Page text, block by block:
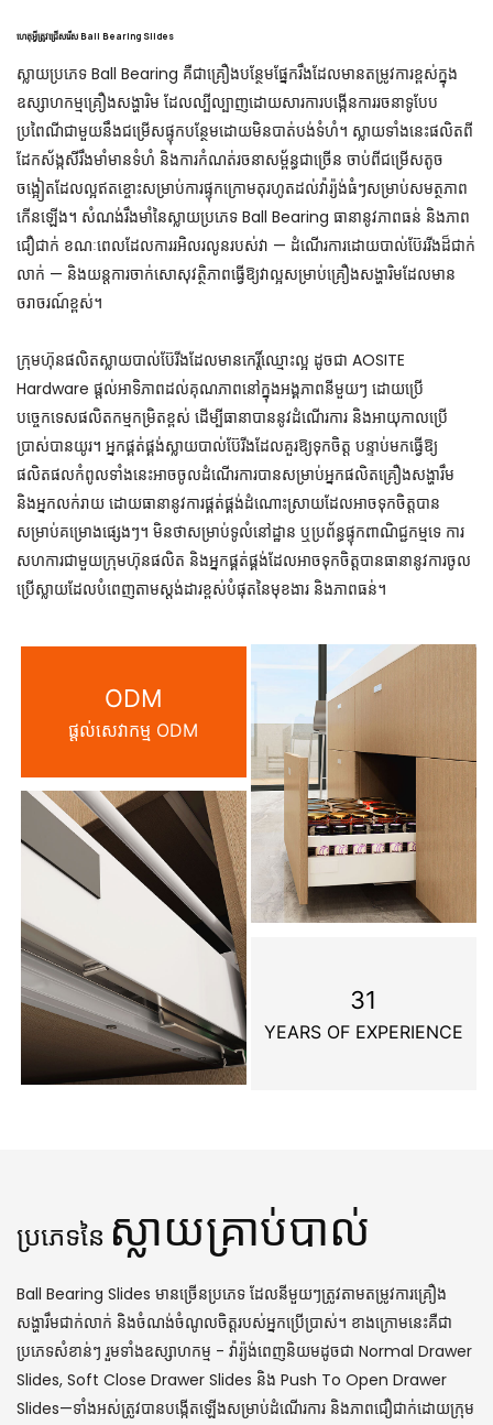
ហេតុអ្វីត្រូវជ្រើសរើស Ball Bearing Slides
ស្លាយ​ប្រភេទ Ball Bearing គឺជា​គ្រឿង​បន្ថែម​ផ្នែករឹង​ដែល​មាន​តម្រូវការ​ខ្ពស់​ក្នុង​
ឧស្សាហកម្ម​គ្រឿងសង្ហារិម ដែល​ល្បីល្បាញ​ដោយសារ​ការ​បង្កើន​ការ​រចនា​ទូ​បែប​
ប្រពៃណី​ជាមួយ​នឹង​ជម្រើស​ផ្ទុក​បន្ថែម​ដោយ​មិន​បាត់បង់​ទំហំ។ ស្លាយ​ទាំងនេះ​ផលិត​ពី​
ដែក​ស័ង្កសី​រឹងមាំ​មាន​ទំហំ និង​ការ​កំណត់​រចនាសម្ព័ន្ធ​ជាច្រើន ចាប់ពី​ជម្រើស​តូច​
ចង្អៀត​ដែល​ល្អឥតខ្ចោះ​សម្រាប់​ការ​ផ្ទុក​ក្រោម​តុ​រហូតដល់​វ៉ារ្យ៉ង់​ធំៗ​សម្រាប់​សមត្ថភាព​
កើនឡើង។ សំណង់​រឹងមាំ​នៃ​ស្លាយ​ប្រភេទ Ball Bearing ធានា​នូវ​ភាព​ធន់ និង​ភាព​
ជឿជាក់ ខណៈ​ពេល​ដែល​ការ​រអិល​រលូន​របស់​វា — ដំណើរការ​ដោយ​បាល់​ប៊ែររីង​ដ៏​ជាក់
លាក់ — និង​យន្តការ​ចាក់សោ​សុវត្ថិភាព​ធ្វើ​ឱ្យ​វា​ល្អ​សម្រាប់​គ្រឿងសង្ហារិម​ដែល​មាន​
ចរាចរណ៍​ខ្ពស់។
ក្រុមហ៊ុនផលិតស្លាយបាល់ប៊ែរីងដែលមានកេរ្តិ៍ឈ្មោះល្អ ដូចជា AOSITE
Hardware ផ្តល់អាទិភាពដល់គុណភាពនៅក្នុងអង្គភាពនីមួយៗ ដោយប្រើ
បច្ចេកទេសផលិតកម្មកម្រិតខ្ពស់ ដើម្បីធានាបាននូវដំណើរការ និងអាយុកាលប្រើ
ប្រាស់បានយូរ។ អ្នកផ្គត់ផ្គង់ស្លាយបាល់ប៊ែរីងដែលគួរឱ្យទុកចិត្ត បន្ទាប់មកធ្វើឱ្យ
ផលិតផលកំពូលទាំងនេះអាចចូលដំណើរការបានសម្រាប់អ្នកផលិតគ្រឿងសង្ហារឹម
និងអ្នកលក់រាយ ដោយធានានូវការផ្គត់ផ្គង់ដំណោះស្រាយដែលអាចទុកចិត្តបាន
សម្រាប់គម្រោងផ្សេងៗ។ មិនថាសម្រាប់ទូលំនៅដ្ឋាន ឬប្រព័ន្ធផ្ទុកពាណិជ្ជកម្មទេ ការ
សហការជាមួយក្រុមហ៊ុនផលិត និងអ្នកផ្គត់ផ្គង់ដែលអាចទុកចិត្តបានធានានូវការចូល
ប្រើស្លាយដែលបំពេញតាមស្តង់ដារខ្ពស់បំផុតនៃមុខងារ និងភាពធន់។
ODM
ផ្តល់សេវាកម្ម ODM
31
YEARS OF EXPERIENCE
ប្រភេទនៃ ស្លាយគ្រាប់បាល់
Ball Bearing Slides មានច្រើនប្រភេទ ដែលនីមួយៗត្រូវតាមតម្រូវការគ្រឿង
សង្ហារឹមជាក់លាក់ និងចំណង់ចំណូលចិត្តរបស់អ្នកប្រើប្រាស់។ ខាងក្រោមនេះគឺជា
ប្រភេទសំខាន់ៗ រួមទាំងឧស្សាហកម្ម - វ៉ារ្យ៉ង់ពេញនិយមដូចជា Normal Drawer
Slides, Soft Close Drawer Slides និង Push To Open Drawer
Slides—ទាំងអស់ត្រូវបានបង្កើតឡើងសម្រាប់ដំណើរការ និងភាពជឿជាក់ដោយក្រុម